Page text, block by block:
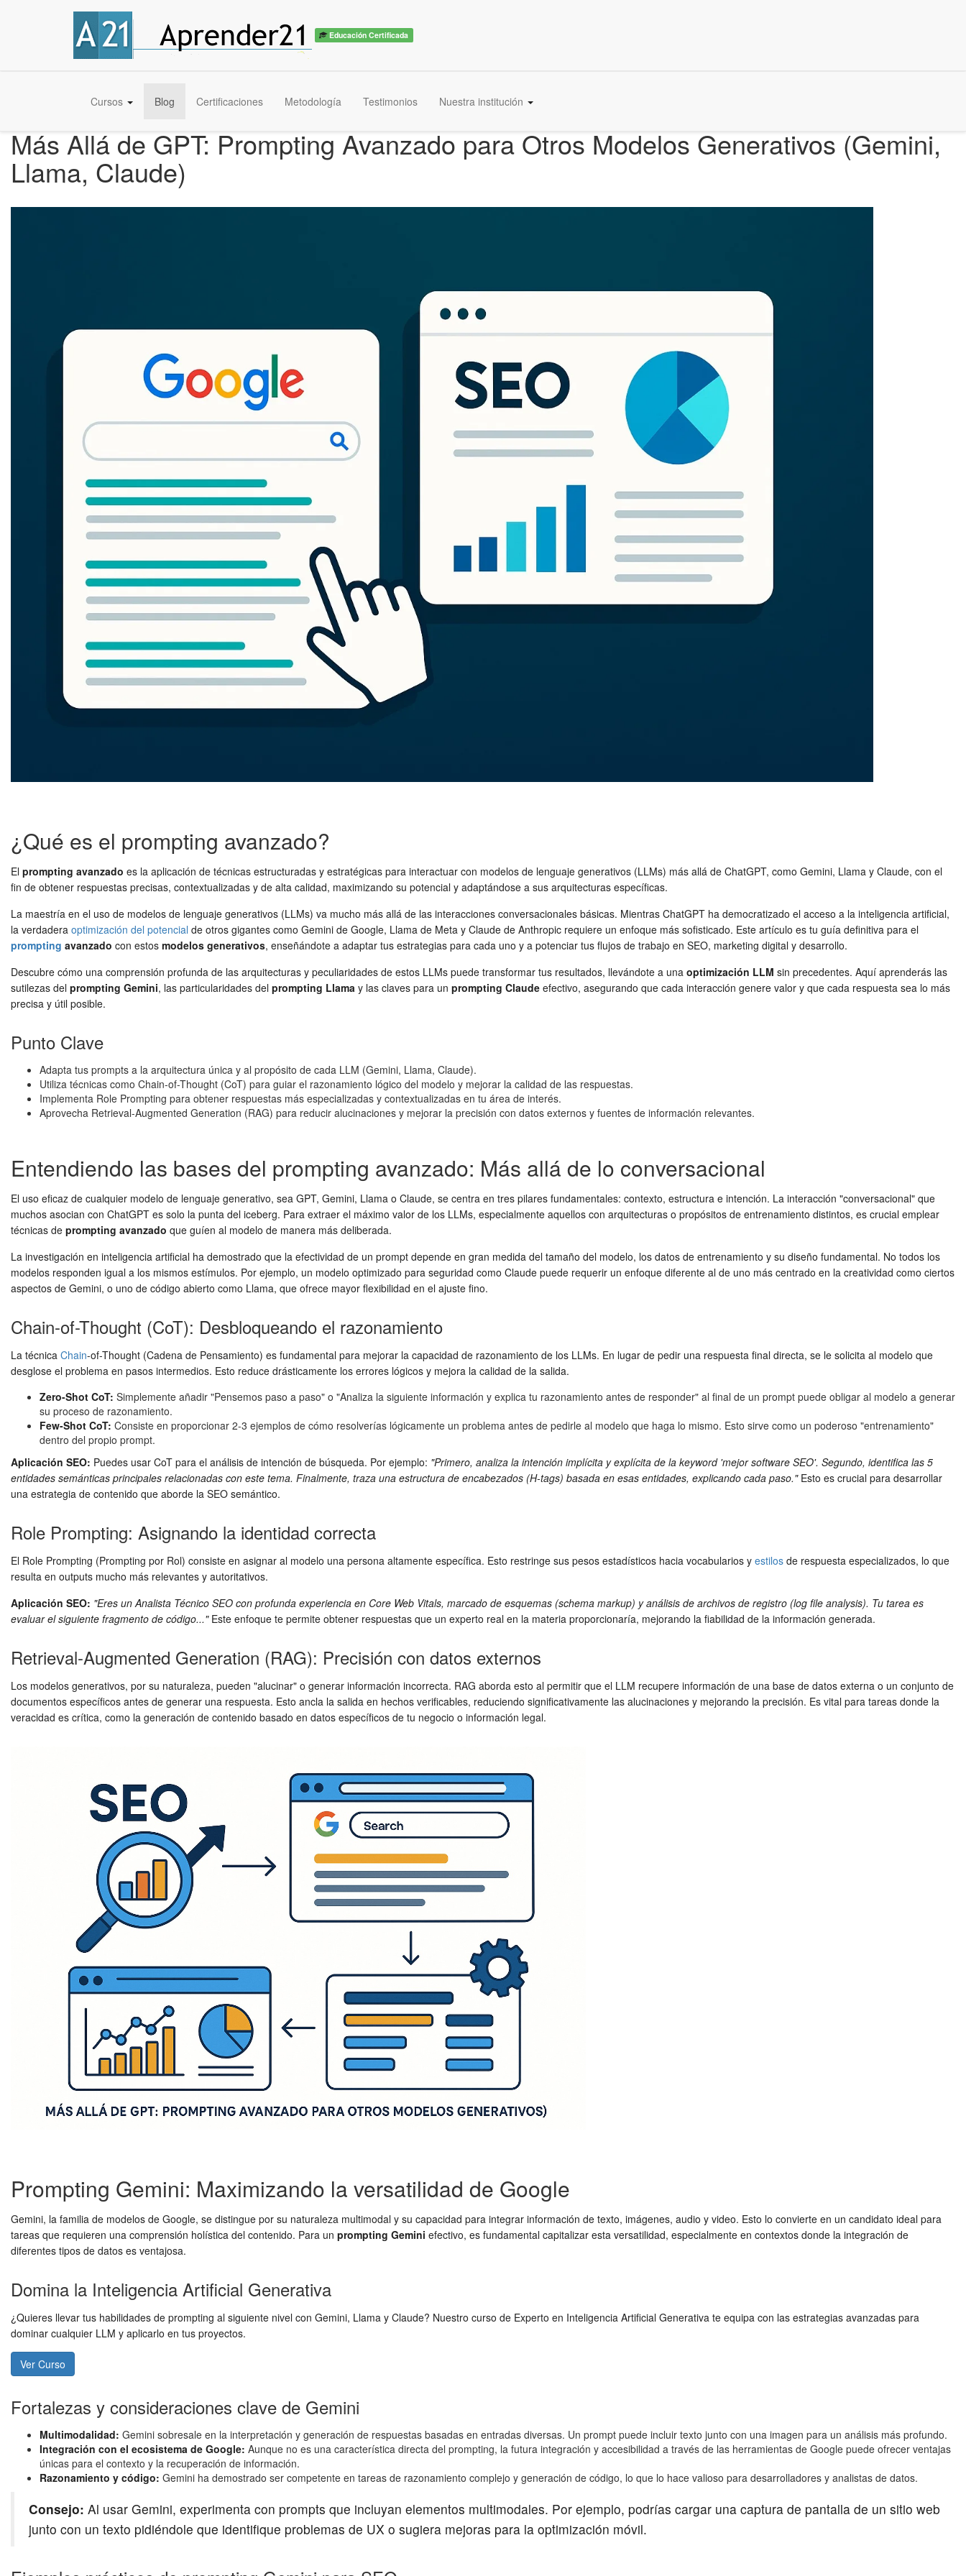
Educación Certificada
Cursos Blog Certificaciones Metodología Testimonios Nuestra institución
Más Allá de GPT: Prompting Avanzado para Otros Modelos Generativos (Gemini,
Llama, Claude)
¿Qué es el prompting avanzado?
El prompting avanzado es la aplicación de técnicas estructuradas y estratégicas para interactuar con modelos de lenguaje generativos (LLMs) más allá de ChatGPT, como Gemini, Llama y Claude, con el
fin de obtener respuestas precisas, contextualizadas y de alta calidad, maximizando su potencial y adaptándose a sus arquitecturas específicas.
La maestría en el uso de modelos de lenguaje generativos (LLMs) va mucho más allá de las interacciones conversacionales básicas. Mientras ChatGPT ha democratizado el acceso a la inteligencia artificial,
la verdadera optimización del potencial de otros gigantes como Gemini de Google, Llama de Meta y Claude de Anthropic requiere un enfoque más sofisticado. Este artículo es tu guía definitiva para el
prompting avanzado con estos modelos generativos, enseñándote a adaptar tus estrategias para cada uno y a potenciar tus flujos de trabajo en SEO, marketing digital y desarrollo.
Descubre cómo una comprensión profunda de las arquitecturas y peculiaridades de estos LLMs puede transformar tus resultados, llevándote a una optimización LLM sin precedentes. Aquí aprenderás las
sutilezas del prompting Gemini, las particularidades del prompting Llama y las claves para un prompting Claude efectivo, asegurando que cada interacción genere valor y que cada respuesta sea lo más
precisa y útil posible.
Punto Clave
Adapta tus prompts a la arquitectura única y al propósito de cada LLM (Gemini, Llama, Claude).
Utiliza técnicas como Chain-of-Thought (CoT) para guiar el razonamiento lógico del modelo y mejorar la calidad de las respuestas.
Implementa Role Prompting para obtener respuestas más especializadas y contextualizadas en tu área de interés.
Aprovecha Retrieval-Augmented Generation (RAG) para reducir alucinaciones y mejorar la precisión con datos externos y fuentes de información relevantes.
Entendiendo las bases del prompting avanzado: Más allá de lo conversacional
El uso eficaz de cualquier modelo de lenguaje generativo, sea GPT, Gemini, Llama o Claude, se centra en tres pilares fundamentales: contexto, estructura e intención. La interacción "conversacional" que
muchos asocian con ChatGPT es solo la punta del iceberg. Para extraer el máximo valor de los LLMs, especialmente aquellos con arquitecturas o propósitos de entrenamiento distintos, es crucial emplear
técnicas de prompting avanzado que guíen al modelo de manera más deliberada.
La investigación en inteligencia artificial ha demostrado que la efectividad de un prompt depende en gran medida del tamaño del modelo, los datos de entrenamiento y su diseño fundamental. No todos los
modelos responden igual a los mismos estímulos. Por ejemplo, un modelo optimizado para seguridad como Claude puede requerir un enfoque diferente al de uno más centrado en la creatividad como ciertos
aspectos de Gemini, o uno de código abierto como Llama, que ofrece mayor flexibilidad en el ajuste fino.
Chain-of-Thought (CoT): Desbloqueando el razonamiento
La técnica Chain-of-Thought (Cadena de Pensamiento) es fundamental para mejorar la capacidad de razonamiento de los LLMs. En lugar de pedir una respuesta final directa, se le solicita al modelo que
desglose el problema en pasos intermedios. Esto reduce drásticamente los errores lógicos y mejora la calidad de la salida.
Zero-Shot CoT: Simplemente añadir "Pensemos paso a paso" o "Analiza la siguiente información y explica tu razonamiento antes de responder" al final de un prompt puede obligar al modelo a generar
su proceso de razonamiento.
Few-Shot CoT: Consiste en proporcionar 2-3 ejemplos de cómo resolverías lógicamente un problema antes de pedirle al modelo que haga lo mismo. Esto sirve como un poderoso "entrenamiento"
dentro del propio prompt.
Aplicación SEO: Puedes usar CoT para el análisis de intención de búsqueda. Por ejemplo: "Primero, analiza la intención implícita y explícita de la keyword 'mejor software SEO'. Segundo, identifica las 5
entidades semánticas principales relacionadas con este tema. Finalmente, traza una estructura de encabezados (H-tags) basada en esas entidades, explicando cada paso."Esto es crucial para desarrollar
una estrategia de contenido que aborde la SEO semántico.
Role Prompting: Asignando la identidad correcta
El Role Prompting (Prompting por Rol) consiste en asignar al modelo una persona altamente específica. Esto restringe sus pesos estadísticos hacia vocabularios y estilos de respuesta especializados, lo que
resulta en outputs mucho más relevantes y autoritativos.
Aplicación SEO: "Eres un Analista Técnico SEO con profunda experiencia en Core Web Vitals, marcado de esquemas (schema markup) y análisis de archivos de registro (log file analysis). Tu tarea es
evaluar el siguiente fragmento de código..."Este enfoque te permite obtener respuestas que un experto real en la materia proporcionaría, mejorando la fiabilidad de la información generada.
Retrieval-Augmented Generation (RAG): Precisión con datos externos
Los modelos generativos, por su naturaleza, pueden "alucinar" o generar información incorrecta. RAG aborda esto al permitir que el LLM recupere información de una base de datos externa o un conjunto de
documentos específicos antes de generar una respuesta. Esto ancla la salida en hechos verificables, reduciendo significativamente las alucinaciones y mejorando la precisión. Es vital para tareas donde la
veracidad es crítica, como la generación de contenido basado en datos específicos de tu negocio o información legal.
Prompting Gemini: Maximizando la versatilidad de Google
Gemini, la familia de modelos de Google, se distingue por su naturaleza multimodal y su capacidad para integrar información de texto, imágenes, audio y video. Esto lo convierte en un candidato ideal para
tareas que requieren una comprensión holística del contenido. Para un prompting Gemini efectivo, es fundamental capitalizar esta versatilidad, especialmente en contextos donde la integración de
diferentes tipos de datos es ventajosa.
Domina la Inteligencia Artificial Generativa
¿Quieres llevar tus habilidades de prompting al siguiente nivel con Gemini, Llama y Claude? Nuestro curso de Experto en Inteligencia Artificial Generativa te equipa con las estrategias avanzadas para
dominar cualquier LLM y aplicarlo en tus proyectos.
Ver Curso
Fortalezas y consideraciones clave de Gemini
Multimodalidad: Gemini sobresale en la interpretación y generación de respuestas basadas en entradas diversas. Un prompt puede incluir texto junto con una imagen para un análisis más profundo.
Integración con el ecosistema de Google: Aunque no es una característica directa del prompting, la futura integración y accesibilidad a través de las herramientas de Google puede ofrecer ventajas
únicas para el contexto y la recuperación de información.
Razonamiento y código: Gemini ha demostrado ser competente en tareas de razonamiento complejo y generación de código, lo que lo hace valioso para desarrolladores y analistas de datos.
Consejo: Al usar Gemini, experimenta con prompts que incluyan elementos multimodales. Por ejemplo, podrías cargar una captura de pantalla de un sitio web
junto con un texto pidiéndole que identifique problemas de UX o sugiera mejoras para la optimización móvil.